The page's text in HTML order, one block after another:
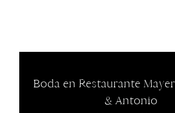
Boda en Restaurante
& Antonio